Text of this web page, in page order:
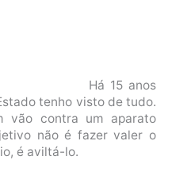
Há 15 anos
tenho visto de tudo.
vão contra um aparato
não é fazer valer o
é aviltá-lo.